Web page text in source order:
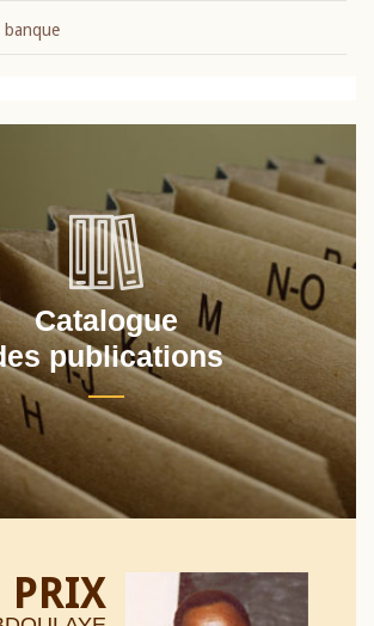
banque
Catalogue
publications
PRIX